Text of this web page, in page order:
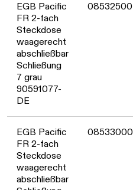
EGB Pacific
FR 2-fach
Steckdose
waagerecht
abschließbar
Schließung
7 grau
90591077-
DE
08532500
EGB Pacific
FR 2-fach
Steckdose
waagerecht
abschließbar
08533000